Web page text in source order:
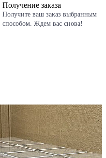
Получение заказа
Получите ваш заказ выбранным
способом. Ждем вас снова!